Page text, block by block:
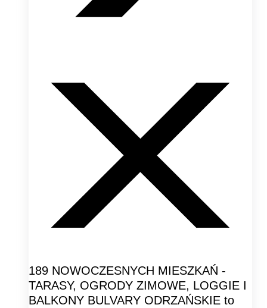
189 NOWOCZESNYCH MIESZKAŃ -
TARASY, OGRODY ZIMOWE, LOGGIE I
BALKONY BULVARY ODRZAŃSKIE to